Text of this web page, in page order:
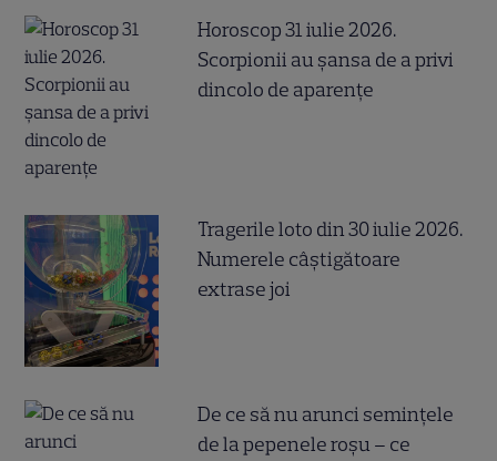
Horoscop 31 iulie 2026.
Scorpionii au șansa de a privi
dincolo de aparențe
Tragerile loto din 30 iulie 2026.
Numerele câştigătoare
extrase joi
De ce să nu arunci semințele
de la pepenele roșu – ce